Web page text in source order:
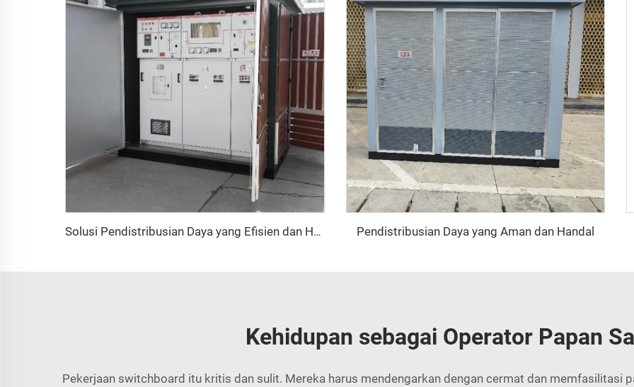
Solusi Pendistribusian Daya yang Efisien dan Hemat Energi Pendistribusian Daya yang Aman dan Handal
Kehidupan sebagai Operator Papan
Pekerjaan switchboard itu kritis dan sulit. Mereka harus mendengarkan dengan cermat dan memfasilitasi